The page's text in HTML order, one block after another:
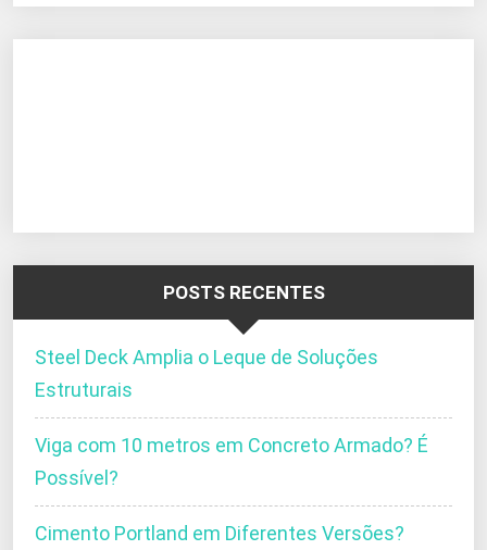
POSTS RECENTES
Steel Deck Amplia o Leque de Soluções
Estruturais
Viga com 10 metros em Concreto Armado? É
Possível?
Cimento Portland em Diferentes Versões?